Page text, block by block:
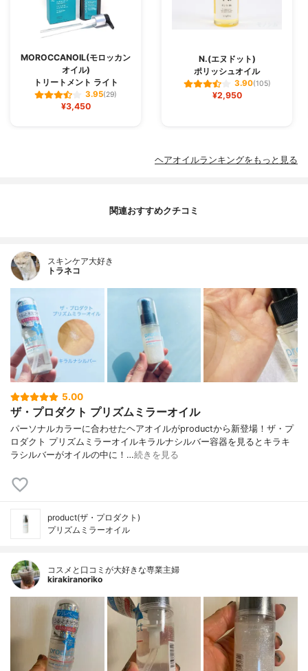
MOROCCANOIL(モロッカン
オイル)
トリートメント ライト
3.95(29)
¥3,450
N.(エヌドット)
ポリッシュオイル
3.90(105)
¥2,950
ヘアオイルランキングをもっと見る
関連おすすめクチコミ
スキンケア大好き
トラネコ
5.00
ザ・プロダクト プリズムミラーオイル
パーソナルカラーに合わせたヘアオイルがproductから新登場！ザ・プ
ロダクト プリズムミラーオイルキラルナシルバー容器を見るとキラキ
ラシルバーがオイルの中に！…続きを見る
product(ザ・プロダクト)
プリズムミラーオイル
コスメと口コミが大好きな専業主婦
kirakiranoriko